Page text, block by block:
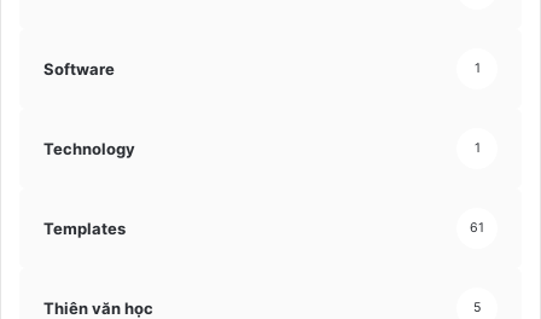
Software 1
Technology 1
Templates 61
Thiên văn học 5